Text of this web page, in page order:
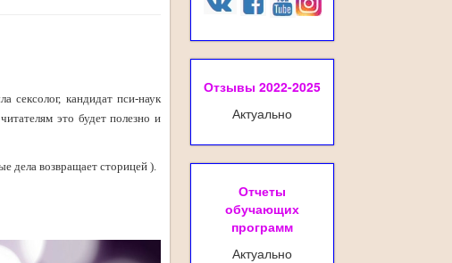
сексолог, кандидат пси-наук
это будет полезно и
дела возвращает сторицей ).
Отзывы 2022-2025
Актуально
Отчеты
обучающих
программ
Актуально